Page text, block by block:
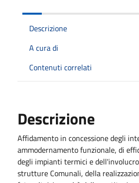
Descrizione
A cura di
Contenuti correlati
Descrizione
Affidamento in concessione degli
ammodernamento funzionale, di
degli impianti termici e
strutture Comunali, della